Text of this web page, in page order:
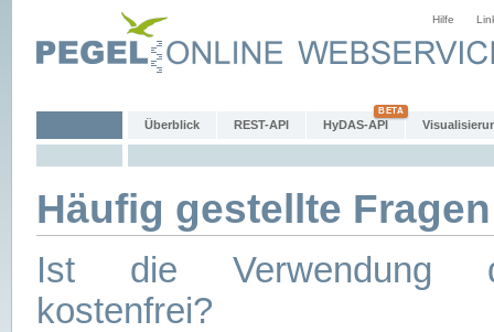
Hilfe
Überblick REST-API HyDAS-API
Häufig gestellte
Ist die Verwendung
kostenfrei?